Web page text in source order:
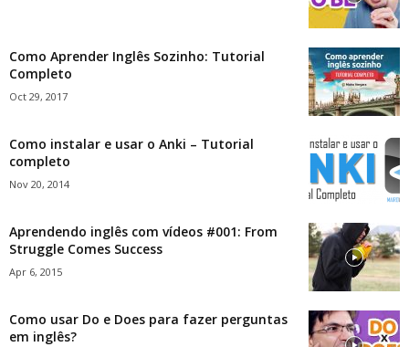
Como Aprender Inglês Sozinho: Tutorial
Completo
Oct 29, 2017
Como instalar e usar o Anki – Tutorial
completo
Nov 20, 2014
Aprendendo inglês com vídeos #001: From
Struggle Comes Success
Apr 6, 2015
Como usar Do e Does para fazer perguntas
em inglês?